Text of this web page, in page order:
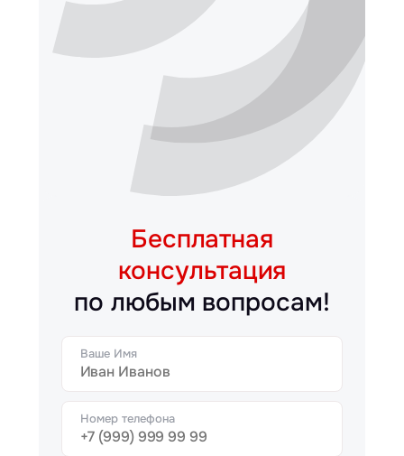
Бесплатная
консультация
по любым вопросам!
Ваше Имя
Номер телефона